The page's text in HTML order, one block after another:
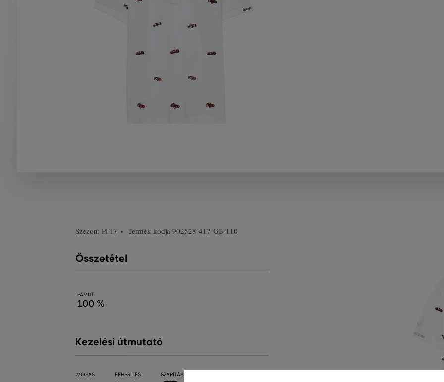
Szezon: PF17 Termék kódja 902528-417-GB-110
Összetétel
PAMUT
100 %
Kezelési útmutató
MOSÁS FEHÉRÍTÉS SZÁRÍTÁS